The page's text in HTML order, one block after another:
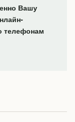
Вашу
телефонам